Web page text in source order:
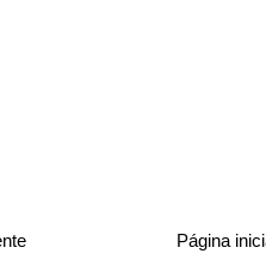
Página